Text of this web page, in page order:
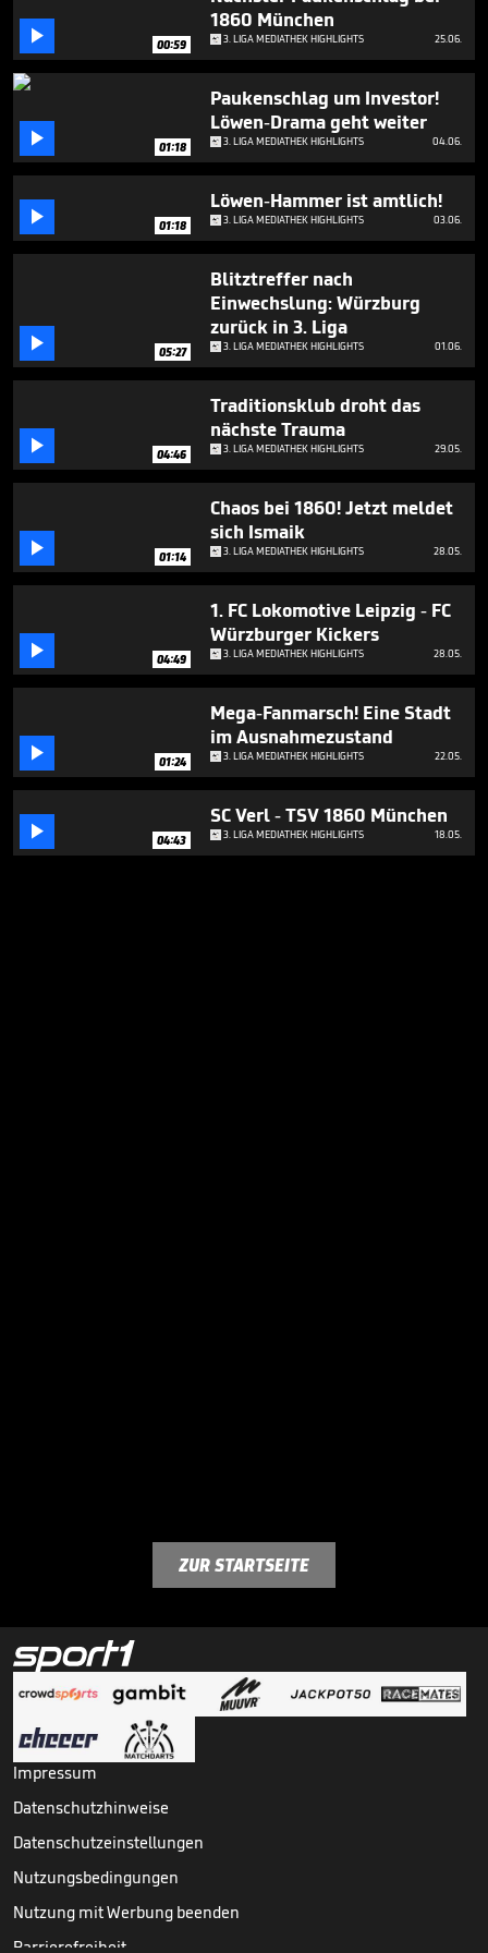
minutes,
seconds
 00:59
1860 München
3. LIGA MEDIATHEK HIGHLIGHTS 25.06.
 01:18
Paukenschlag um Investor!
Löwen-Drama geht weiter
3. LIGA MEDIATHEK HIGHLIGHTS 04.06.
 01:18
Löwen-Hammer ist amtlich!
3. LIGA MEDIATHEK HIGHLIGHTS 03.06.
 05:27
Blitztreffer nach
Einwechslung: Würzburg
zurück in 3. Liga
3. LIGA MEDIATHEK HIGHLIGHTS 01.06.
 04:46
Traditionsklub droht das
nächste Trauma
3. LIGA MEDIATHEK HIGHLIGHTS 29.05.
 01:14
Chaos bei 1860! Jetzt meldet
sich Ismaik
3. LIGA MEDIATHEK HIGHLIGHTS 28.05.
 04:49
1. FC Lokomotive Leipzig - FC
Würzburger Kickers
3. LIGA MEDIATHEK HIGHLIGHTS 28.05.
 01:24
Mega-Fanmarsch! Eine Stadt
im Ausnahmezustand
3. LIGA MEDIATHEK HIGHLIGHTS 22.05.
 04:43
SC Verl - TSV 1860 München
3. LIGA MEDIATHEK HIGHLIGHTS 18.05.
ZUR STARTSEITE
Impressum
Datenschutzhinweise
Datenschutzeinstellungen
Nutzungsbedingungen
Nutzung mit Werbung beenden
Barrierefreiheit